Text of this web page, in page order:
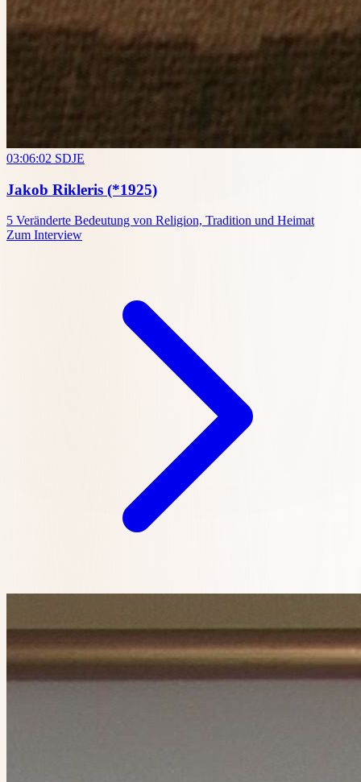
03:06:02 SDJE
Jakob Rikleris (*1925)
5 Veränderte Bedeutung von Religion, Tradition und Heimat
Zum Interview